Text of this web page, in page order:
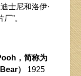
士尼和洛伊·
”。
，简称为
）
1925